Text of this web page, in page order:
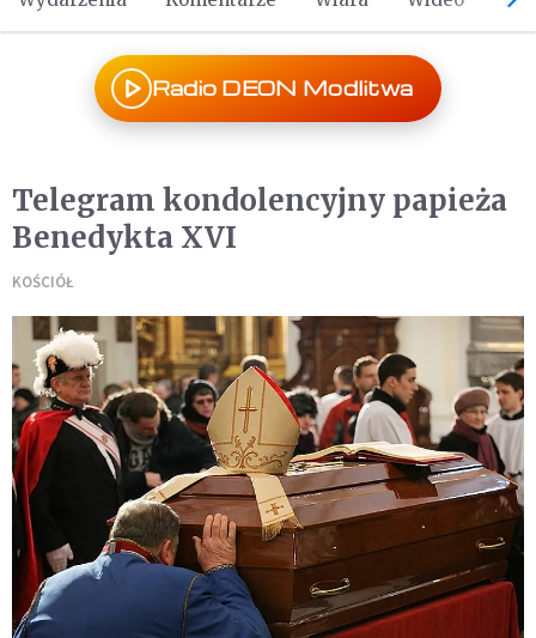
Radio DEON Modlitwa
Telegram kondolencyjny papieża
Benedykta XVI
KOŚCIÓŁ